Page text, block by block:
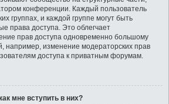
конференции. Каждый пользователь
группах, и каждой группе могут быть
права доступа. Это облегчает
прав доступа одновременно большому
например, изменение модераторских прав
доступа к приватным форумам.
мне вступить в них?